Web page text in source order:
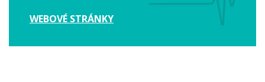
WEBOVÉ STRÁNKY